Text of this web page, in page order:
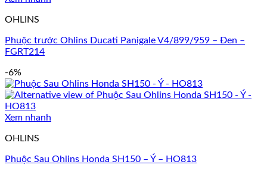
OHLINS
Phuộc trước Ohlins Ducati Panigale V4/899/959 – Đen –
FGRT214
-6%
Xem nhanh
OHLINS
Phuộc Sau Ohlins Honda SH150 – Ý – HO813